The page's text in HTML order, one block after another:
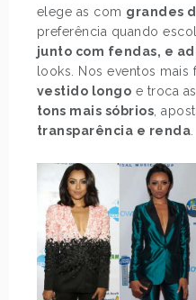
elege as com grandes
preferência quando
junto com fendas, e
looks. Nos eventos
vestido longo e troca
tons mais sóbrios ,
transparência e renda